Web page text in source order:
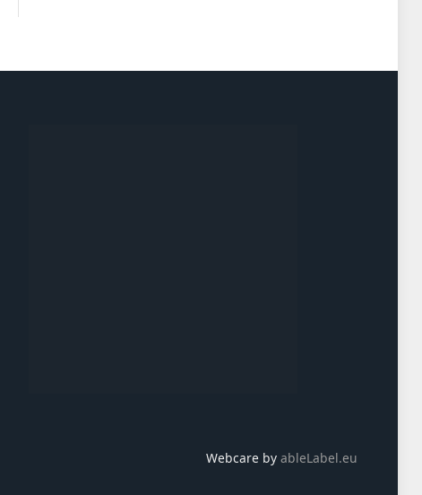
Webcare by ableLabel.eu